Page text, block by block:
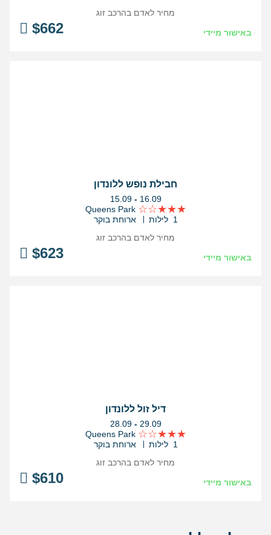
באישור מיידי $662
מחיר לאדם בהרכב זוג
חבילת נופש ללונדון
בין
התאריכים,
15.09 - 16.09
Queens Park
1 לילות
ארוחת בוקר
באישור מיידי $623
מחיר לאדם בהרכב זוג
דיל זול ללונדון
בין
התאריכים,
28.09 - 29.09
Queens Park
1 לילות
ארוחת בוקר
באישור מיידי $610
מחיר לאדם בהרכב זוג